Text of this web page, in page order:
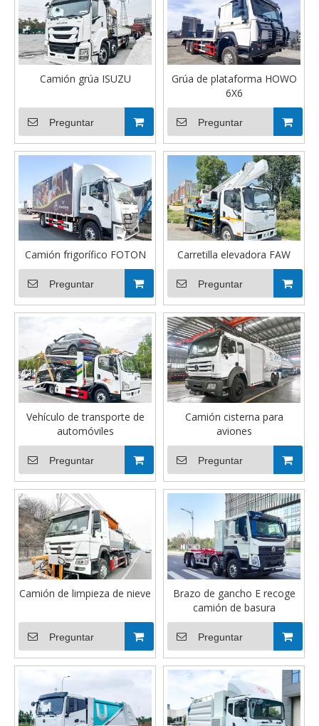
Camión grúa ISUZU
Preguntar
Grúa de plataforma HOWO
6X6
Preguntar
Camión frigorífico FOTON
Preguntar
Carretilla elevadora FAW
Preguntar
Vehículo de transporte de
automóviles
Preguntar
Camión cisterna para
aviones
Preguntar
Camión de limpieza de nieve
Preguntar
Brazo de gancho E recoge
camión de basura
Preguntar